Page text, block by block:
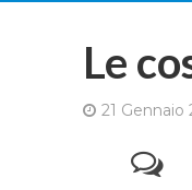
Le
21 Gennaio